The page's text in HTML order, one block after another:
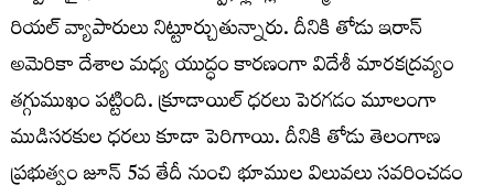
రియల్ వ్యాపారులు నిట్టూర్చుతున్నారు. దీనికి తోడు ఇరాన్
అమెరికా దేశాల మధ్య యుద్ధం కారణంగా విదేశీ మారకద్రవ్యం
తగ్గుముఖం పట్టింది. క్రూడాయిల్ ధరలు పెరగడం మూలంగా
ముడిసరకుల ధరలు కూడా పెరిగాయి. దీనికి తోడు తెలంగాణ
ప్రభుత్వం జూన్ 5వ తేదీ నుంచి భూముల విలువలు సవరించడం